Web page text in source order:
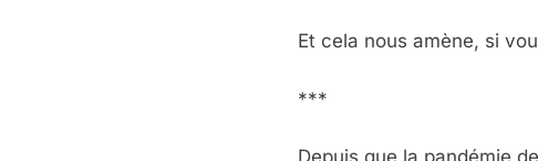
Et cela nous amène, si
***